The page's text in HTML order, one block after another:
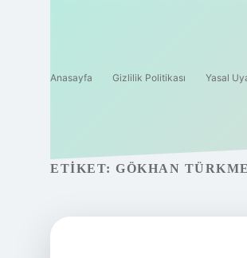
Anasayfa Gizlilik Politikası Yasal
ETIKET: GÖKHAN